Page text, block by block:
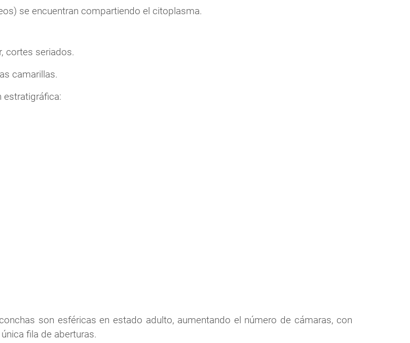
se encuentran compartiendo el citoplasma.
cortes seriados.
camarillas.
estratigráfica:
son esféricas en estado adulto, aumentando el número de cámaras, con
fila de aberturas.